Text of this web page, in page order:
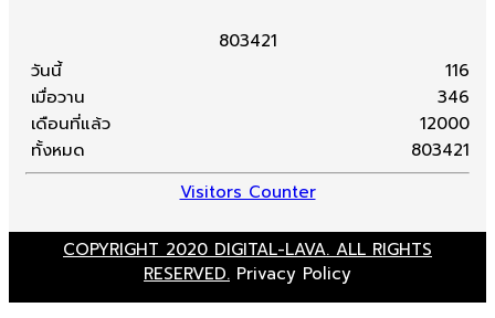
803421
วันนี้
เมื่อวาน
เดือนที่แล้ว
ทั้งหมด
116
346
12000
803421
Visitors Counter
COPYRIGHT 2020 DIGITAL-LAVA. ALL RIGHTS
RESERVED. Privacy Policy